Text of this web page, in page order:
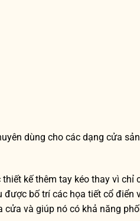
dùng cho các dạng cửa
kế thêm tay kéo thay vì chỉ
được bố trí các họa tiết cổ điển
và giúp nó có khả năng